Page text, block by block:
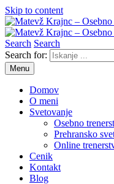
Skip to content
Matevž Krajnc – Osebno
Osebno trenerstvo
Search Search
Search for:
Menu
Domov
O meni
Svetovanje
Osebno
Prehransko
Online
Cenik
Kontakt
Blog